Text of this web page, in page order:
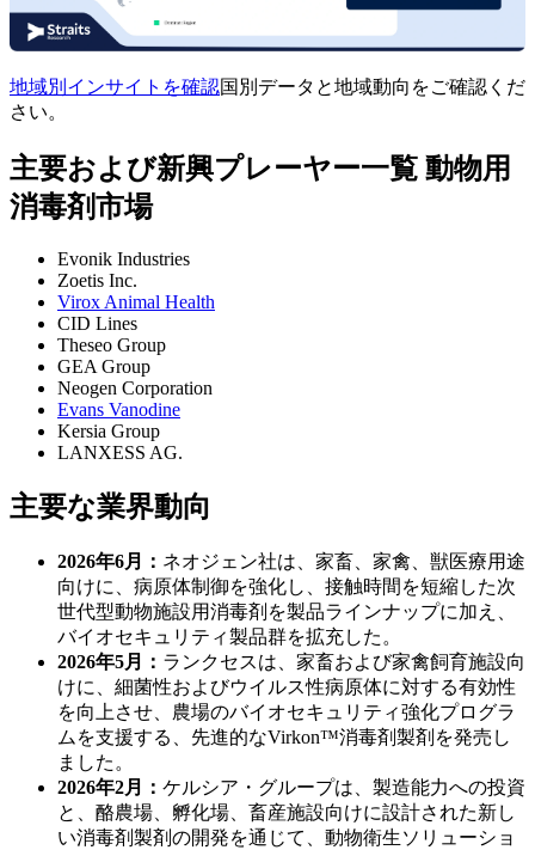
地域別インサイトを確認国別データと地域動向をご確認くだ
さい。
主要および新興プレーヤー一覧 動物用
消毒剤市場
Evonik Industries
Zoetis Inc.
Virox Animal Health
CID Lines
Theseo Group
GEA Group
Neogen Corporation
Evans Vanodine
Kersia Group
LANXESS AG.
主要な業界動向
2026年6月： ネオジェン社は、家畜、家禽、獣医療用途
向けに、病原体制御を強化し、接触時間を短縮した次
世代型動物施設用消毒剤を製品ラインナップに加え、
バイオセキュリティ製品群を拡充した。
2026年5月： ランクセスは、家畜および家禽飼育施設向
けに、細菌性およびウイルス性病原体に対する有効性
を向上させ、農場のバイオセキュリティ強化プログラ
ムを支援する、先進的なVirkon™消毒剤製剤を発売し
ました。
2026年2月： ケルシア・グループは、製造能力への投資
と、酪農場、孵化場、畜産施設向けに設計された新し
い消毒剤製剤の開発を通じて、動物衛生ソリューショ